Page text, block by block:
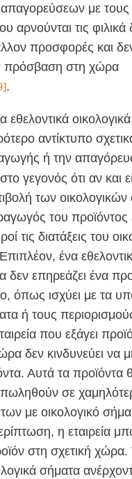
με τους
τις φιλικά
προσφορές και
πρόσβαση στη χώρα
.
εθελοντικά
αντίκτυπο
ή την
γεγονός ότι αν και
των
του προϊόντος
τις διατάξεις του
ένα
δεν επηρεάζει ένα
όπως ισχύει με τα
ή τους
που εξάγει
δεν κινδυνεύει να
Αυτά τα προϊόντα
σε
με οικολογικό
η εταιρεία
στη σχετική χώρα.
σήματα